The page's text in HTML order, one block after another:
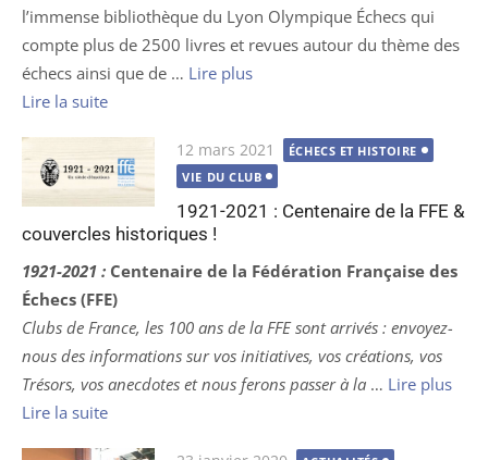
l’immense bibliothèque du Lyon Olympique Échecs qui
compte plus de 2500 livres et revues autour du thème des
échecs ainsi que de … Lire plus
Lire la suite
Publié
le
12 mars 2021
ÉCHECS ET HISTOIRE
VIE DU CLUB
1921-2021 : Centenaire de la FFE &
couvercles historiques !
1921-2021 : Centenaire de la Fédération Française des
Échecs (FFE)
Clubs de France, les 100 ans de la FFE sont arrivés : envoyez-
nous des informations sur vos initiatives, vos créations, vos
Trésors, vos anecdotes et nous ferons passer à la … Lire plus
Lire la suite